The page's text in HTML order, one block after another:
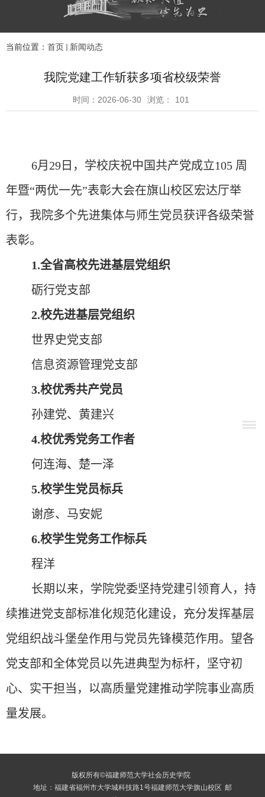
当前位置： 首页 新闻动态
我院党建工作斩获多项省校级荣誉
时间：2026-06-30 浏览： 101
6月 29 日，学校庆祝中国共产党成立105 周
年暨“两优一先”表彰大会在旗山校区宏达厅举
行，我院多个先进集体与师生党员获评各级荣誉
表彰。
1.全省高校先进基层党组织
砺行党支部
2.校先进基层党组织
世界史党支部
信息资源管理党支部
3.校优秀共产党员
孙建党、黄建兴
4.校优秀党务工作者
何连海、楚一泽
5.校学生党员标兵
谢彦、马安妮
6.校学生党务工作标兵
程洋
长期以来，学院党委坚持党建引领育人，持
续推进党支部标准化规范化建设，充分发挥基层
党组织战斗堡垒作用与党员先锋模范作用。望各
党支部和全体党员以先进典型为标杆，坚守初
心、实干担当，以高质量党建推动学院事业高质
量发展。
版权所有©福建师范大学社会历史学院
地址：福建省福州市大学城科技路1号福建师范大学旗山校区 邮